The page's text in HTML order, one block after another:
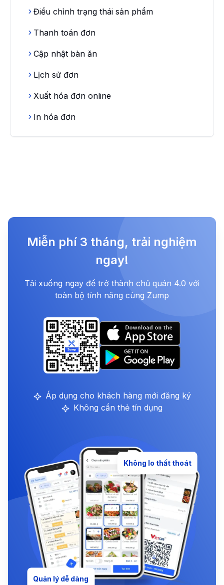
Điều chỉnh trạng thái sản phẩm
Thanh toán đơn
Cập nhật bàn ăn
Lịch sử đơn
Xuất hóa đơn online
In hóa đơn
Miễn phí 3 tháng, trải nghiệm
ngay!
Tải xuống ngay để trở thành chủ quán 4.0 với
toàn bộ tính năng cùng Zump
Áp dụng cho khách hàng mới đăng ký
Không cần thẻ tín dụng
Không lo thất thoát
Quản lý dễ dàng